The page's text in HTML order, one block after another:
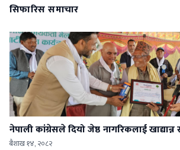
सिफारिस समाचार
नेपाली कांग्रेसले दियो जेष्ठ नागरिकलाई खाद्यान्न
बैशाख १४, २०८२